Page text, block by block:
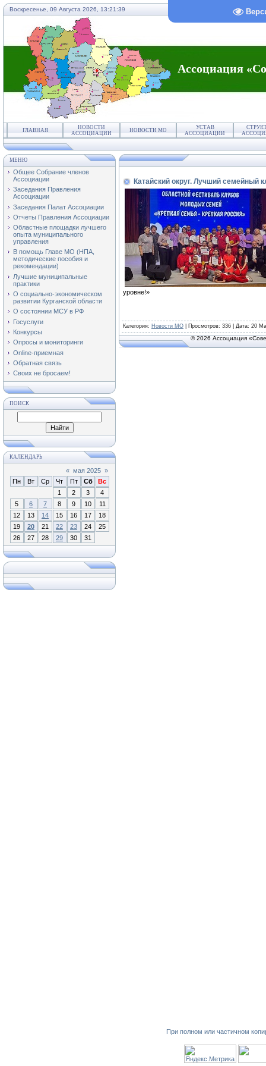
Воскресенье, 09 Августа 2026, 13:21:40
Ассоциация
ГЛАВНАЯ
НОВОСТИ
АССОЦИАЦИИ
НОВОСТИ МО
УСТАВ
АССОЦИАЦИИ
МЕНЮ
Общее Собрание членов
Ассоциации
Заседания Правления
Ассоциации
Заседания Палат Ассоциации
Отчеты Правления Ассоциации
Областные площадки лучшего
опыта муниципального
управления
В помощь Главе МО (НПА,
методические пособия и
рекомендации)
Лучшие муниципальные
практики
О социально-экономическом
развитии Курганской области
О состоянии МСУ в РФ
Госуслуги
Конкурсы
Опросы и мониторинги
Online-приемная
Обратная связь
Своих не бросаем!
ПОИСК
КАЛЕНДАРЬ
« мая 2025 »
Пн
Вт Ср Чт Пт Сб
Вс
1
2 3
4
5
6 7 8 9 10
11
12
13 14 15 16 17
18
19
20 21 22 23 24
25
26
27 28 29 30 31
Катайский округ. Лучший семейный
уровне!»
Категория: Новости МО Просмотров: 336 | Дата: 20
© 2026 Ассоциация
При полном или частичном